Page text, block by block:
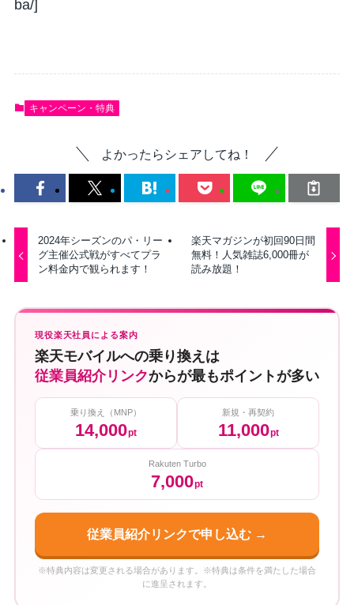
ba/]
キャンペーン・特典
よかったらシェアしてね！
2024年シーズンのパ・リー
グ主催公式戦がすべてプラ
ン料金内で観られます！
楽天マガジンが初回90日間
無料！人気雑誌6,000冊が
読み放題！
現役楽天社員による案内
楽天モバイルへの乗り換えは
従業員紹介リンクからが最もポイントが多い
乗り換え（MNP）
14,000pt
新規・再契約
11,000pt
Rakuten Turbo
7,000pt
従業員紹介リンクで申し込む →
※特典内容は変更される場合があります。※特典は条件を満たした場合
に進呈されます。